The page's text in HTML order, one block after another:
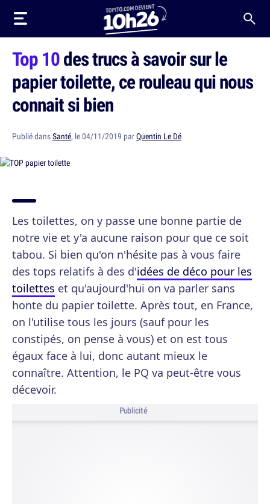
Top 10des trucs à savoir sur le
papier toilette, ce rouleau qui nous
connait si bien
Publié dansSanté, le 04/11/2019 parQuentin Le Dé
Les toilettes, on y passe une bonne partie de
notre vie et y'a aucune raison pour que ce soit
tabou. Si bien qu'on n'hésite pas à vous faire
des tops relatifs à des d'idées de déco pour les
toilettes et qu'aujourd'hui on va parler sans
honte du papier toilette. Après tout, en France,
on l'utilise tous les jours (sauf pour les
constipés, on pense à vous) et on est tous
égaux face à lui, donc autant mieux le
connaître. Attention, le PQ va peut-être vous
décevoir.
Publicité